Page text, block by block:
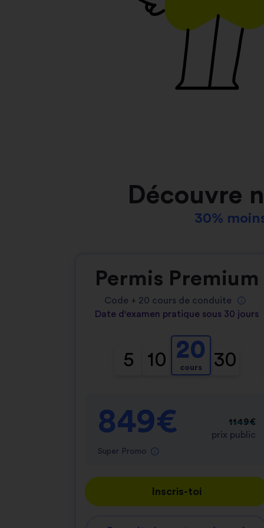
Découvre
30%
Permis Premium
Code + 20 cours de conduite
Date d'examen pratique sous 30 jours
5 10 20
cours 30
849€
Super Promo
1149€
prix public
Inscris-toi